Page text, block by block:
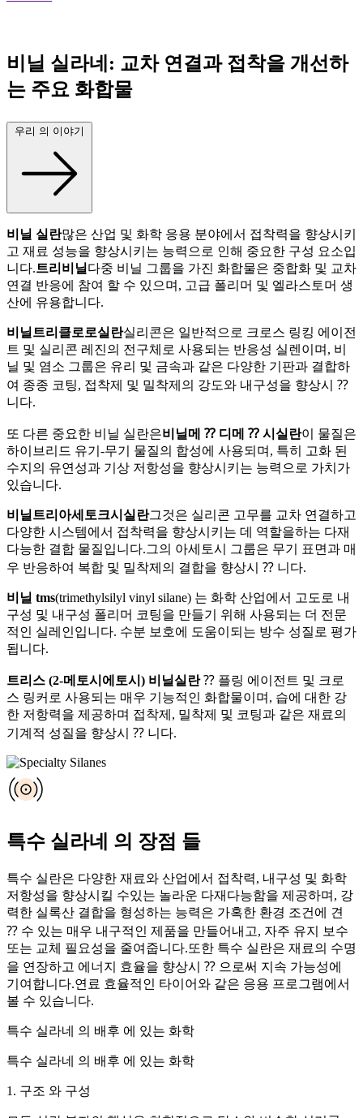
비닐 실라네: 교차 연결과 접착을 개선하
는 주요 화합물
우리 의 이야기
비닐 실란많은 산업 및 화학 응용 분야에서 접착력을 향상시키
고 재료 성능을 향상시키는 능력으로 인해 중요한 구성 요소입
니다.트리비닐 다중 비닐 그룹을 가진 화합물은 중합화 및 교차
연결 반응에 참여 할 수 있으며, 고급 폴리머 및 엘라스토머 생
산에 유용합니다.
비닐트리클로로실란실리콘은 일반적으로 크로스 링킹 에이전
트 및 실리콘 레진의 전구체로 사용되는 반응성 실렌이며, 비
닐 및 염소 그룹은 유리 및 금속과 같은 다양한 기판과 결합하
여 종종 코팅, 접착제 및 밀착제의 강도와 내구성을 향상시 ⁇
니다.
또 다른 중요한 비닐 실란은비닐메 ⁇ 디메 ⁇ 시실란이 물질은
하이브리드 유기-무기 물질의 합성에 사용되며, 특히 고화 된
수지의 유연성과 기상 저항성을 향상시키는 능력으로 가치가
있습니다.
비닐트리아세토크시실란그것은 실리콘 고무를 교차 연결하고
다양한 시스템에서 접착력을 향상시키는 데 역할을하는 다재
다능한 결합 물질입니다.그의 아세토시 그룹은 무기 표면과 매
우 반응하여 복합 및 밀착제의 결합을 향상시 ⁇ 니다.
비닐 tms(trimethylsilyl vinyl silane) 는 화학 산업에서 고도로 내
구성 및 내구성 폴리머 코팅을 만들기 위해 사용되는 더 전문
적인 실레인입니다. 수분 보호에 도움이되는 방수 성질로 평가
됩니다.
트리스 (2-메토시에토시) 비닐실란⁇ 플링 에이전트 및 크로
스 링커로 사용되는 매우 기능적인 화합물이며, 습에 대한 강
한 저항력을 제공하며 접착제, 밀착제 및 코팅과 같은 재료의
기계적 성질을 향상시 ⁇ 니다.
특수 실라네 의 장점 들
특수 실란은 다양한 재료와 산업에서 접착력, 내구성 및 화학
저항성을 향상시킬 수있는 놀라운 다재다능함을 제공하며, 강
력한 실록산 결합을 형성하는 능력은 가혹한 환경 조건에 견
⁇ 수 있는 매우 내구적인 제품을 만들어내고, 자주 유지 보수
또는 교체 필요성을 줄여줍니다.또한 특수 실란은 재료의 수명
을 연장하고 에너지 효율을 향상시 ⁇ 으로써 지속 가능성에
기여합니다.연료 효율적인 타이어와 같은 응용 프로그램에서
볼 수 있습니다.
특수 실라네 의 배후 에 있는 화학
특수 실라네 의 배후 에 있는 화학
1. 구조 와 구성